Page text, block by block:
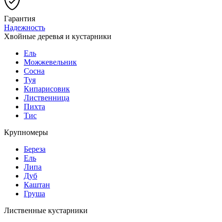
Гарантия
Надежность
Хвойные деревья и кустарники
Ель
Можжевельник
Сосна
Туя
Кипарисовик
Лиственница
Пихта
Тис
Крупномеры
Береза
Ель
Липа
Дуб
Каштан
Груша
Лиственные кустарники